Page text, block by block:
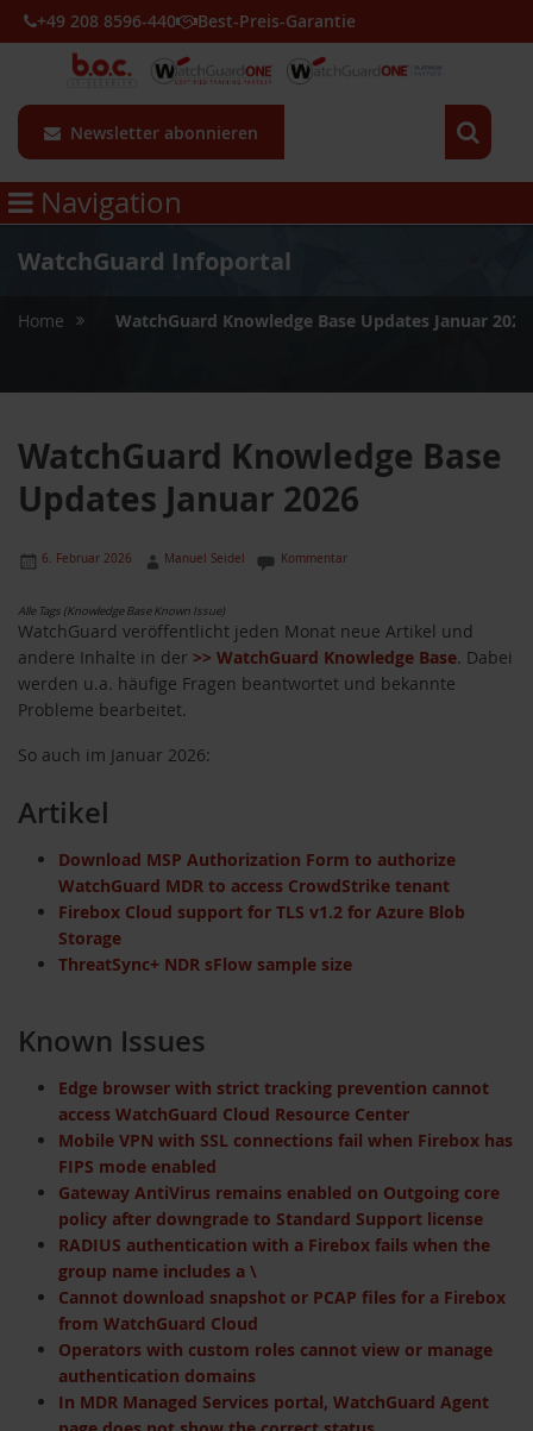
Newsletter abonnieren
+49 208 8596-440 Best-Preis-Garantie
Navigation
WatchGuard Infoportal
Home WatchGuard Knowledge Base Updates Januar 2026
WatchGuard Knowledge Base
Updates Januar 2026
6. Februar 2026 Manuel Seidel Kommentar
Alle Tags (Knowledge Base Known Issue)
WatchGuard veröffentlicht jeden Monat neue Artikel und
andere Inhalte in der >> WatchGuard Knowledge Base. Dabei
werden u.a. häufige Fragen beantwortet und bekannte
Probleme bearbeitet.
So auch im Januar 2026:
Artikel
Download MSP Authorization Form to authorize
WatchGuard MDR to access CrowdStrike tenant
Firebox Cloud support for TLS v1.2 for Azure Blob
Storage
ThreatSync+ NDR sFlow sample size
Known Issues
Edge browser with strict tracking prevention cannot
access WatchGuard Cloud Resource Center
Mobile VPN with SSL connections fail when Firebox has
FIPS mode enabled
Gateway AntiVirus remains enabled on Outgoing core
policy after downgrade to Standard Support license
RADIUS authentication with a Firebox fails when the
group name includes a \
Cannot download snapshot or PCAP files for a Firebox
from WatchGuard Cloud
Operators with custom roles cannot view or manage
authentication domains
In MDR Managed Services portal, WatchGuard Agent